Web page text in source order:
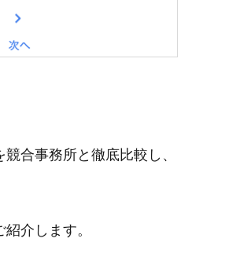
合事務所と徹底比較し、
介します。